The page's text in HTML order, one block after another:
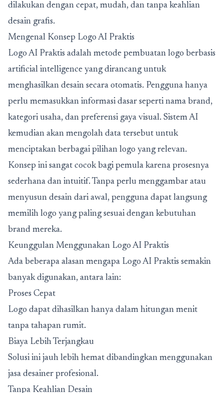
dilakukan dengan cepat, mudah, dan tanpa keahlian
desain grafis.
Mengenal Konsep Logo AI Praktis
Logo AI Praktis adalah metode pembuatan logo berbasis
artificial intelligence yang dirancang untuk
menghasilkan desain secara otomatis. Pengguna hanya
perlu memasukkan informasi dasar seperti nama brand,
kategori usaha, dan preferensi gaya visual. Sistem AI
kemudian akan mengolah data tersebut untuk
menciptakan berbagai pilihan logo yang relevan.
Konsep ini sangat cocok bagi pemula karena prosesnya
sederhana dan intuitif. Tanpa perlu menggambar atau
menyusun desain dari awal, pengguna dapat langsung
memilih logo yang paling sesuai dengan kebutuhan
brand mereka.
Keunggulan Menggunakan Logo AI Praktis
Ada beberapa alasan mengapa Logo AI Praktis semakin
banyak digunakan, antara lain:
Proses Cepat
Logo dapat dihasilkan hanya dalam hitungan menit
tanpa tahapan rumit.
Biaya Lebih Terjangkau
Solusi ini jauh lebih hemat dibandingkan menggunakan
jasa desainer profesional.
Tanpa Keahlian Desain